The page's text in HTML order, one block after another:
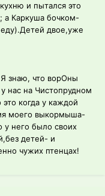
и пытался это
а Каркуша бочком-
двое,уже
знаю, что ворОны
нас на Чистопрудном
когда у каждой
моего выкормыша-
у него было своих
детей- и
чужих птенцах!